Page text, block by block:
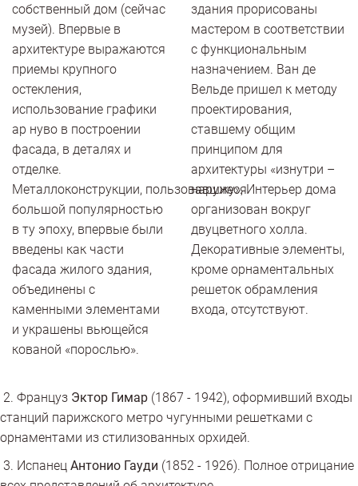
собственный дом (сейчас
музей). Впервые в
архитектуре выражаются
приемы крупного
остекления,
использование графики
ар нуво в построении
фасада, в деталях и
отделке.
Металлоконструкции, пользовавшиеся
большой популярностью
в ту эпоху, впервые были
введены как части
фасада жилого здания,
объединены с
каменными элементами
и украшены вьющейся
кованой «порослью».
здания прорисованы
мастером в соответствии
с функциональным
назначением. Ван де
Вельде пришел к методу
проектирования,
ставшему общим
принципом для
архитектуры «изнутри –
наружу», Интерьер дома
организован вокруг
двуцветного холла.
Декоративные элементы,
кроме орнаментальных
решеток обрамления
входа, отсутствуют.
2. Француз Эктор Гимар (1867 - 1942), оформивший входы
станций парижского метро чугунными решетками с
орнаментами из стилизованных орхидей.
3. Испанец Антонио Гауди (1852 - 1926). Полное отрицание